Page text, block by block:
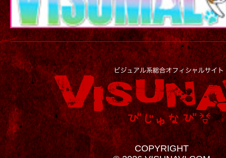
COPYRIGHT